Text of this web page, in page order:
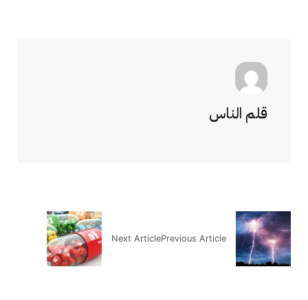
قلم الناس
Previous Article
Next Article